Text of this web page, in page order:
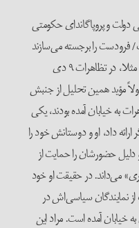
و پروپاگاندای حکومتی
فرودست را برجسته می‌سازند
و تحلیل اپوزیسیون را رسمیت می بخشند! مثلا، در تظاهرات ۹ دی
مؤید همین تحلیل از جنبش
تظاهرات به خیابان آمده بودند، یکی
ارائه داد، او و دوستانش خود را
دلیل حضورشان را حمایت از
می‌داند. در حقیقت او خود
نمایندگان سیاسی‌اش در
خیابان آمده است. مراد این